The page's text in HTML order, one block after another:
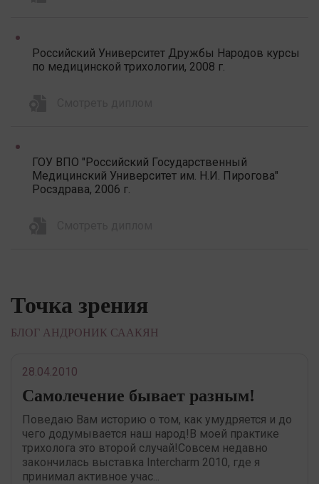
Российский Университет Дружбы Народов курсы
по медицинской трихологии, 2008 г.
ГОУ ВПО "Российский Государственный
Медицинский Университет им. Н.И. Пирогова"
Росздрава, 2006 г.
Точка зрения
БЛОГ АНДРОНИК СААКЯН
28.04.2010
Самолечение бывает разным!
Поведаю Вам историю о том, как умудряется и до
чего додумывается наш народ!В моей практике
трихолога это второй случай!Совсем недавно
закончилась выставка Intercharm 2010, где я
принимал активное учас...